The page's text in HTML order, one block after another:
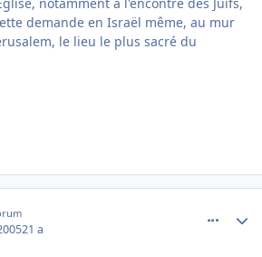
notamment à l'encontre des Juifs,
demande en Israël même, au mur
le lieu le plus sacré du
21 a